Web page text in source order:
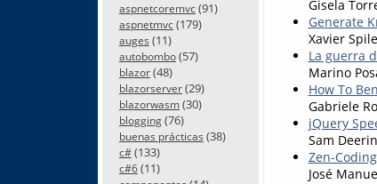
aspnetcoremvc(91)
aspnetmvc(179)
auges (11)
autobombo(57)
blazor(48)
blazorserver(29)
blazorwasm(30)
blogging(76)
buenas prácticas (38)
c#(133)
c#6(11)
Gisela
Generate
Xavier
La guerra
Marino
How To
Gabriele
jQuery
Sam
Zen-
José